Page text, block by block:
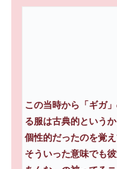
この当時から「ギガ
る服は古典的という
個性的だったのを覚え
そういった意味でも